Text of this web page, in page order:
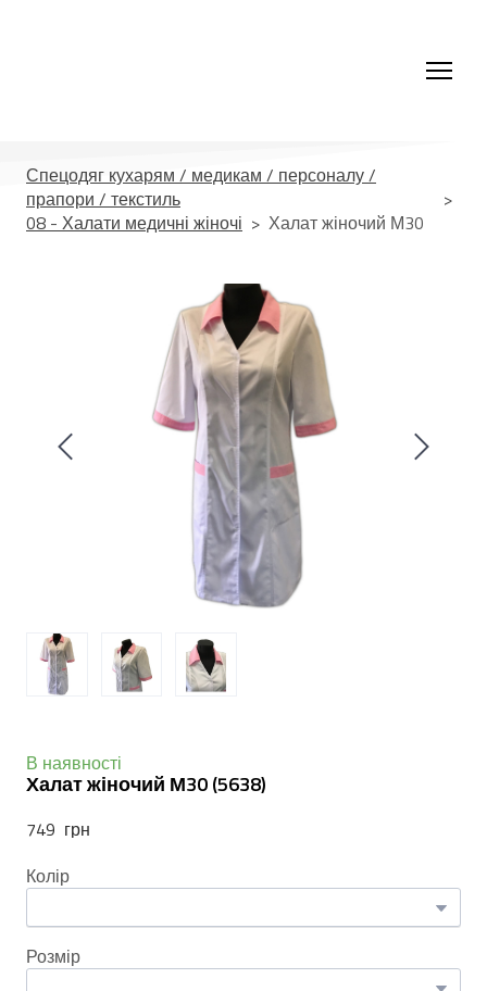
Спецодяг кухарям / медикам / персоналу /
прапори / текстиль
08 - Халати медичні жіночі
Халат жіночий М30
В наявності
Халат жіночий М30(5638)
749  грн
Колір
Розмір